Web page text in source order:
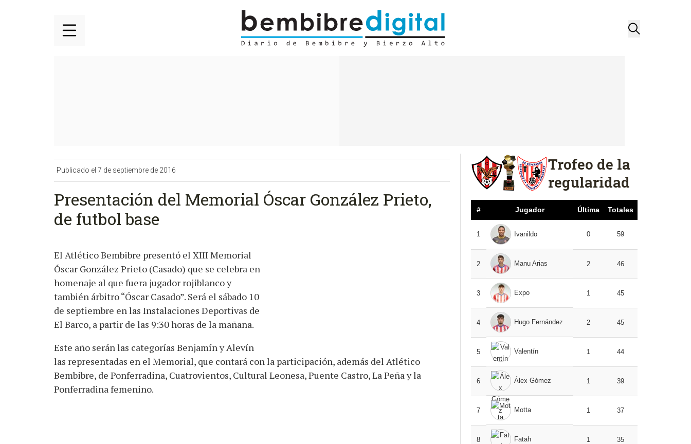
Publicado el 7 de septiembre de 2016
Presentación del Memorial Óscar González Prieto,
de futbol base
El Atlético Bembibre presentó el XIII Memorial
Óscar González Prieto (Casado) que se celebra en
homenaje al que fuera jugador rojiblanco y
también árbitro “Óscar Casado”. Será el sábado 10
de septiembre en las Instalaciones Deportivas de
El Barco, a partir de las 9:30 horas de la mañana.
Este año serán las categorías Benjamín y Alevín
las representadas en el Memorial, que contará con la participación, además del Atlético
Bembibre, de Ponferradina, Cuatrovientos, Cultural Leonesa, Puente Castro, La Peña y la
Ponferradina femenino.
Trofeo de la
regularidad
# Jugador Última Totales
1 Ivanildo 0 59
2 Manu Arias 2 46
3 Expo 1 45
4 Hugo Fernández 2 45
5 Valentín 1 44
6 Álex Gómez 1 39
7 Motta 1 37
8 Fatah 1 35